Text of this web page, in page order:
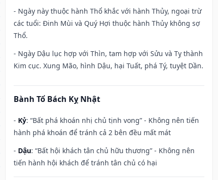
- Ngày này thuộc hành Thổ khắc với hành Thủy, ngoại trừ
các tuổi: Đinh Mùi và Quý Hợi thuộc hành Thủy không sợ
Thổ.
- Ngày Dậu lục hợp với Thìn, tam hợp với Sửu và Tỵ thành
Kim cục. Xung Mão, hình Dậu, hại Tuất, phá Tý, tuyệt Dần.
Bành Tổ Bách Kỵ Nhật
- Kỷ: “Bất phá khoán nhị chủ tịnh vong” - Không nên tiến
hành phá khoán để tránh cả 2 bên đều mất mát
- Dậu: “Bất hội khách tân chủ hữu thương” - Không nên
tiến hành hội khách để tránh tân chủ có hại